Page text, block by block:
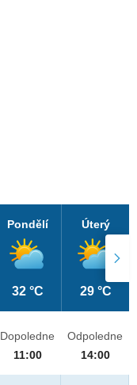
Pondělí
32 °C
Úterý
29 °C
Dopoledne
11:00
Odpoledne
14:00